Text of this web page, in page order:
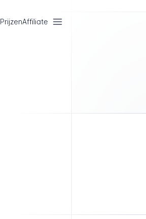
PrijzenAffiliate